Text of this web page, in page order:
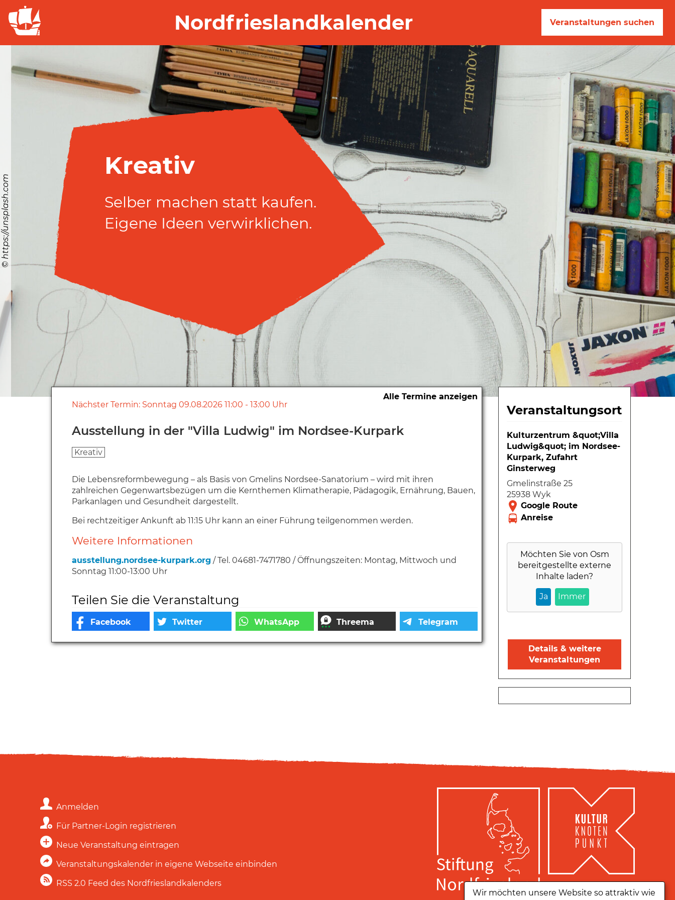
Nordfrieslandkalender Veranstaltungen suchen
Kreativ
Selber machen statt kaufen.
Eigene Ideen verwirklichen.
© https://unsplash.com
Nächster Termin: Sonntag 09.08.2026 11:00 - 13:00 Uhr
Alle Termine anzeigen
Ausstellung in der "Villa Ludwig" im Nordsee-Kurpark
Kreativ
Die Lebensreformbewegung – als Basis von Gmelins Nordsee-Sanatorium – wird mit ihren
zahlreichen Gegenwartsbezügen um die Kernthemen Klimatherapie, Pädagogik, Ernährung, Bauen,
Parkanlagen und Gesundheit dargestellt.
Bei rechtzeitiger Ankunft ab 11:15 Uhr kann an einer Führung teilgenommen werden.
Weitere Informationen
ausstellung.nordsee-kurpark.org / Tel. 04681-7471780 / Öffnungszeiten: Montag, Mittwoch und
Sonntag 11:00-13:00 Uhr
Teilen Sie die Veranstaltung
Veranstaltungsort
Kulturzentrum &quot;Villa
Ludwig&quot; im Nordsee-
Kurpark, Zufahrt
Ginsterweg
Gmelinstraße 25
25938 Wyk
Möchten Sie von Osm
bereitgestellte externe
Inhalte laden?
Ja Immer
Details & weitere
Veranstaltungen
Anmelden
Für Partner-Login registrieren
Neue Veranstaltung eintragen
Veranstaltungskalender in eigene Webseite einbinden
RSS 2.0 Feed des Nordfrieslandkalenders
Wir möchten unsere Website so attraktiv wie